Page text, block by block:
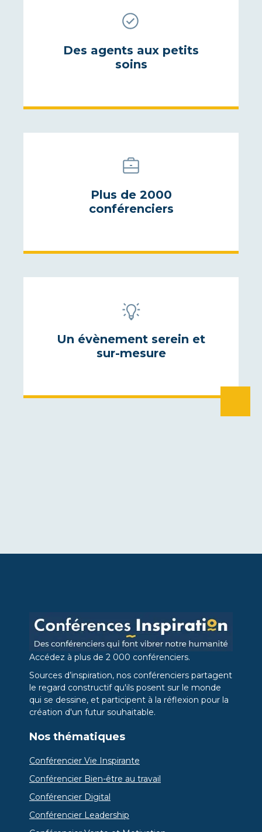
Des agents aux petits
soins
Plus de 2000
conférenciers
Un évènement serein et
sur-mesure
Accédez à plus de 2 000 conférenciers.
Sources d’inspiration, nos conférenciers partagent
le regard constructif qu'ils posent sur le monde
qui se dessine, et participent à la réflexion pour la
création d'un futur souhaitable.
Nos thématiques
Conférencier Vie Inspirante
Conférencier Bien-être au travail
Conférencier Digital
Conférencier Leadership